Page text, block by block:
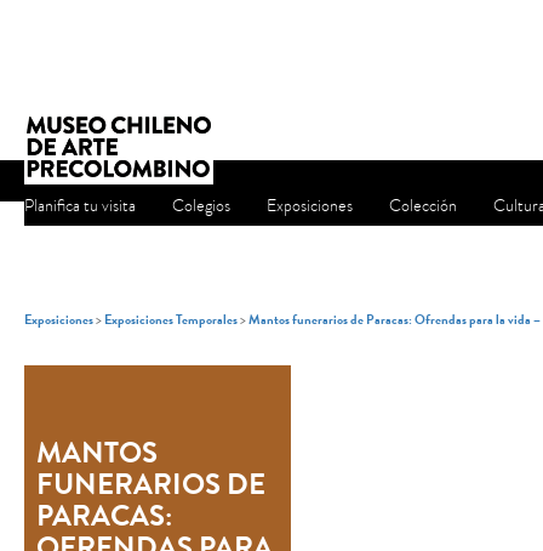
Planifica tu visita Colegios Exposiciones Colección
Exposiciones>Exposiciones Temporales>Mantos funerarios de Paracas: Ofrendas para la vida
MANTOS
FUNERARIOS DE
PARACAS: